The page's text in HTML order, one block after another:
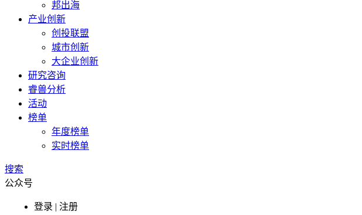
邦出海
产业创新
创投联盟
城市创新
大企业创新
研究咨询
睿兽分析
活动
榜单
年度榜单
实时榜单
搜索
公众号
登录 | 注册